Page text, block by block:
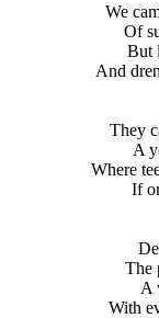
We
Of
But
And
They
A
Where
If
The
A
With